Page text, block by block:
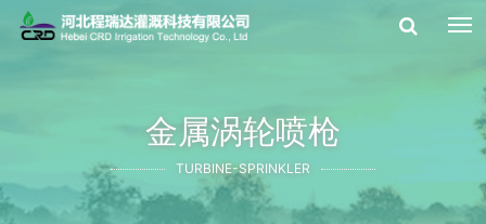
金属涡轮喷枪
TURBINE-SPRINKLER